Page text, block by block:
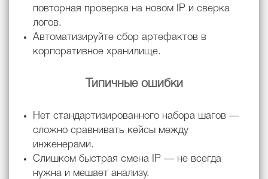
повторная проверка на новом IP и сверка
логов.
Автоматизируйте сбор артефактов в
корпоративное хранилище.
Типичные ошибки
Нет стандартизированного набора шагов —
сложно сравнивать кейсы между
инженерами.
Слишком быстрая смена IP — не всегда
нужна и мешает анализу.